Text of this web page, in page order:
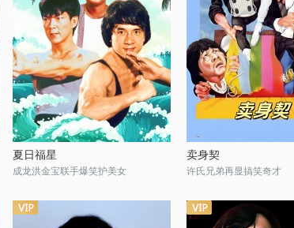
夏日福星
成龙洪金宝联手爆笑护美女
卖身契
许氏兄弟再显搞笑奇才